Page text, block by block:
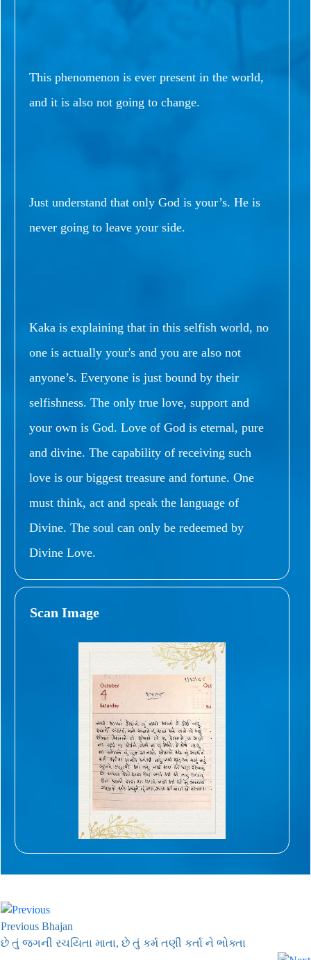
This phenomenon is ever present in the world,
and it is also not going to change.
Just understand that only God is your’s. He is
never going to leave your side.
Kaka is explaining that in this selfish world, no
one is actually your's and you are also not
anyone’s. Everyone is just bound by their
selfishness. The only true love, support and
your own is God. Love of God is eternal, pure
and divine. The capability of receiving such
love is our biggest treasure and fortune. One
must think, act and speak the language of
Divine. The soul can only be redeemed by
Divine Love.
Scan Image
Previous Bhajan
છે તું જગની રચયિતા માતા, છે તું કર્મ તણી કર્તા ને ભોક્તા